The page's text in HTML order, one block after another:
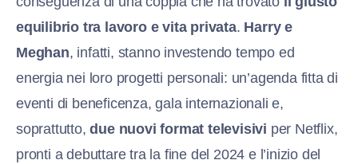
equilibrio tra lavoro e vita privata. Harry e
Meghan, infatti, stanno investendo tempo ed
energia nei loro progetti personali: un’agenda fitta di
eventi di beneficenza, gala internazionali e,
soprattutto,due nuovi format televisivi per Netflix,
pronti a debuttare tra la fine del 2024 e l’inizio del